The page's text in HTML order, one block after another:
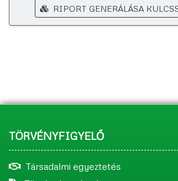
RIPORT GENERÁLÁSA
TÖRVÉNYFIGYELŐ
Társadalmi egyeztetés